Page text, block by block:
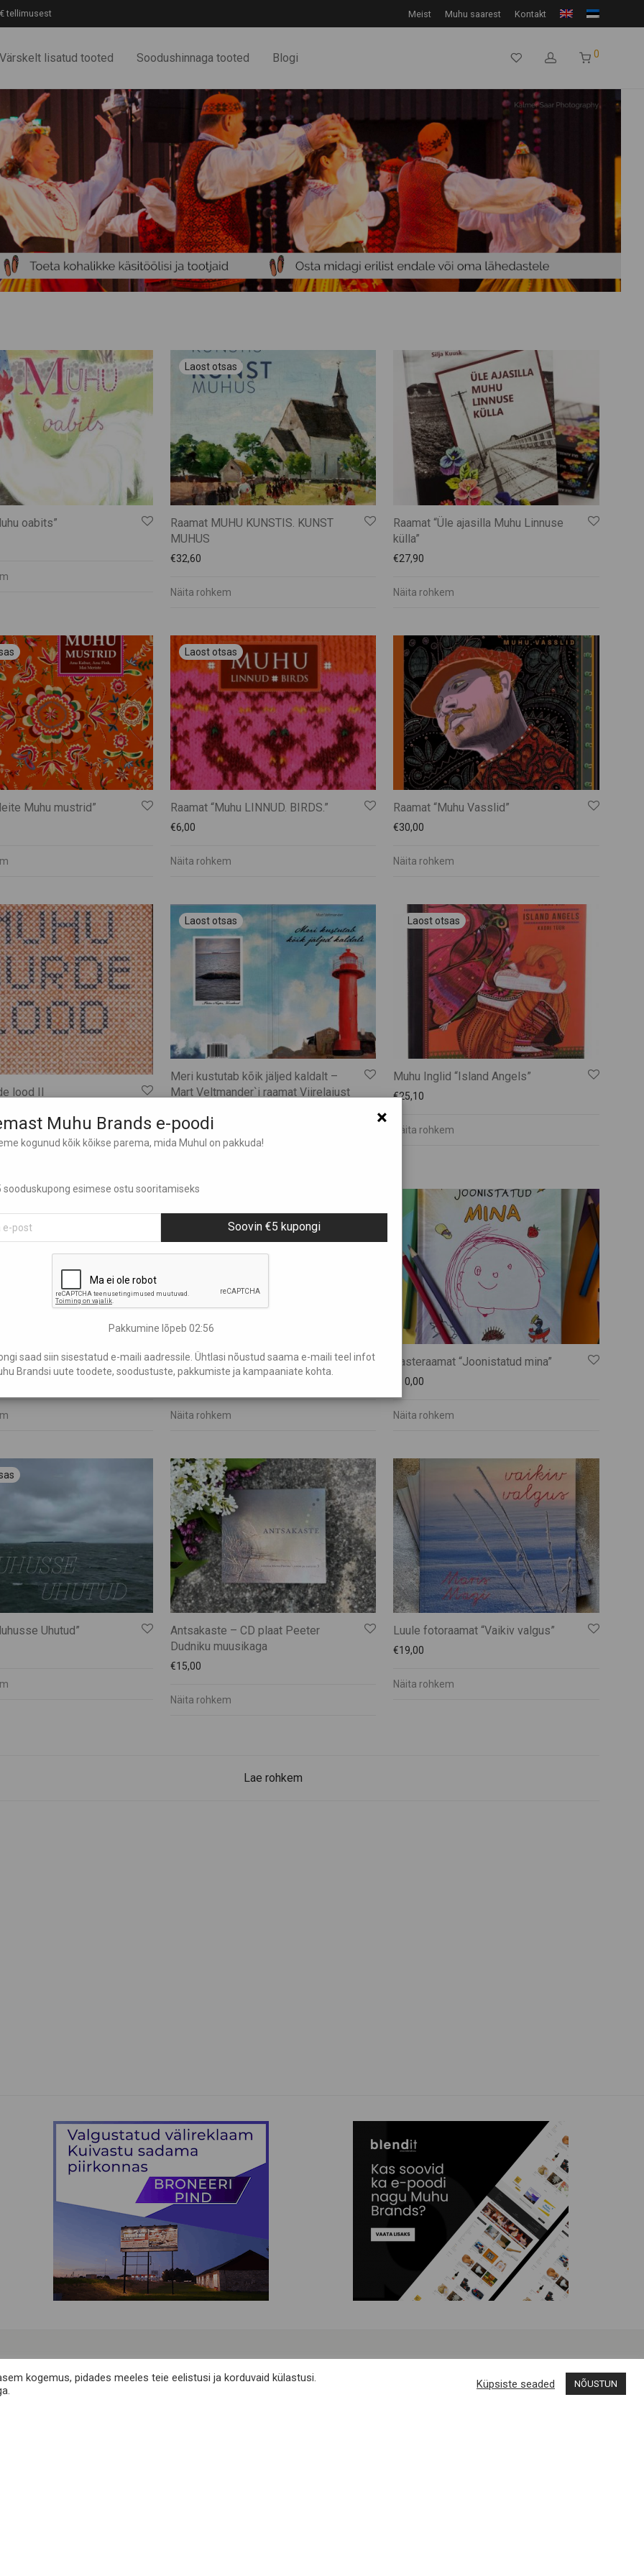
tellimusest Meist Muhu saarest Kontakt
Värskelt lisatud tooted Soodushinnaga tooted Blogi 0
oabits”
Raamat MUHU KUNSTIS. KUNST
MUHUS
€32,60
Näita rohkem
Raamat “Üle ajasilla Muhu Linnuse
külla”
€27,90
Näita rohkem
Muhu mustrid” Raamat “Muhu LINNUD. BIRDS.”
€6,00
Näita rohkem
Raamat “Muhu Vasslid”
€30,00
Näita rohkem
lood II
Meri kustutab kõik jäljed kaldalt –
Mart Veltmander`i raamat Viirelaiust
Näita rohkem
Muhu Inglid “Island Angels”
€25,10
Näita rohkem
pilte Raamat “Tallinna tume”
17,60
Näita rohkem
Lasteraamat “Joonistatud mina”
10,00
Näita rohkem
Uhutud”
Antsakaste – CD plaat Peeter
Dudniku muusikaga
€15,00
Näita rohkem
Luule fotoraamat “Vaikiv valgus”
€19,00
Näita rohkem
Lae rohkem
Telli meie uudiskiri
kogemus, pidades meeles teie eelistusi ja korduvaid külastusi.
Küpsiste seaded NÕUSTUN
×
Muhu Brands e-poodi
kogunud kõik kõikse parema, mida Muhul on pakkuda!
sooduskupong esimese ostu sooritamiseks
Soovin €5 kupongi
Pakkumine lõpeb 02:54
saad siin sisestatud e-maili aadressile. Ühtlasi nõustud saama e-maili teel infot
Brandsi uute toodete, soodustuste, pakkumiste ja kampaaniate kohta.